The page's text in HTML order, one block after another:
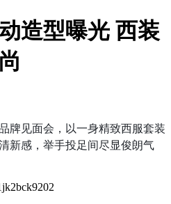
造型曝光 西装
牌见面会，以一身精致西服套装
新感，举手投足间尽显俊朗气